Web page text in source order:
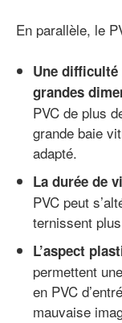
En parallèle, le
Une difficulté
grandes
PVC de plus
grande baie
adapté.
La durée de
PVC peut
ternissent
L’aspect
permettent
en PVC
mauvaise